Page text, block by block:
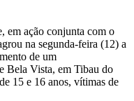
em ação conjunta com o
na segunda-feira (12) a
de um
Bela Vista, em Tibau do
15 e 16 anos, vítimas de